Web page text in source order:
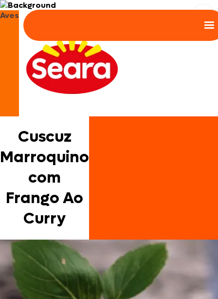
Aves
Cuscuz
Marroquino
com
Frango Ao
Curry